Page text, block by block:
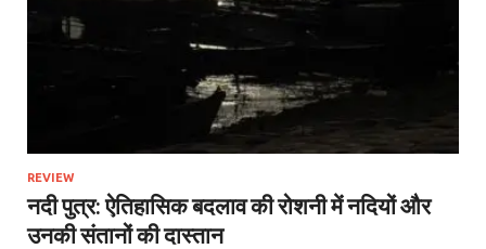
REVIEW
नदी पुत्र: ऐतिहासिक बदलाव की रोशनी में नदियों और
उनकी संतानों की दास्तान